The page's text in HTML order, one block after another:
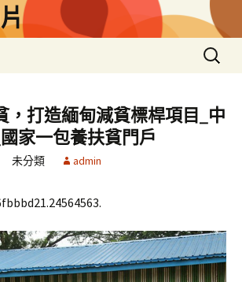
搜
尋
字:
，打造緬甸減貧標桿項目_中
家一包養扶貧門戶
未分類 admin